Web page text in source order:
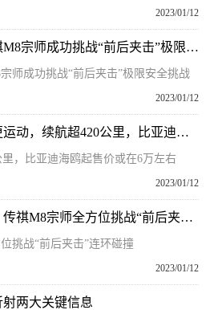
2023/01/12
严守安全生命防线，传祺M8宗师成功挑战“前后夹击”极限安全挑战
师成功挑战“前后夹击”极限安全挑战
2023/01/12
【全球新要闻】比海豚更运动，续航超420公里，比亚迪海鸥起售价或在6万左右
，比亚迪海鸥起售价或在6万左右
2023/01/12
全球看热讯：全网首次！传祺M8宗师全方位挑战“前后夹击”连环碰撞
挑战“前后夹击”连环碰撞
2023/01/12
两大关键信息